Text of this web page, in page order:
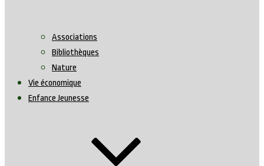
Associations
Bibliothèques
Nature
Vie économique
Enfance Jeunesse